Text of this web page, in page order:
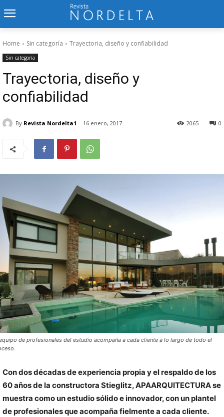
Home Sin categoría Trayectoria, diseño y confiabilidad
Sin categoría
Trayectoria, diseño y
confiabilidad
By Revista Nordelta1 16 enero, 2017 0
2065
de profesionales del estudio acompaña a cada cliente a lo largo de todo el
Con dos décadas de experiencia propia y el respaldo de los
60 años de la constructora Stieglitz, APAARQUITECTURA se
muestra como un estudio sólido e innovador, con un plantel
de profesionales que acompaña fielmente a cada cliente.